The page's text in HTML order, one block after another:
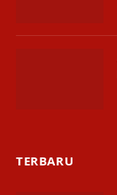
TERBARU